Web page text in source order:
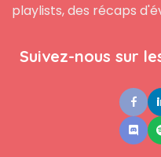
playlists, des récaps
Suivez-nous sur